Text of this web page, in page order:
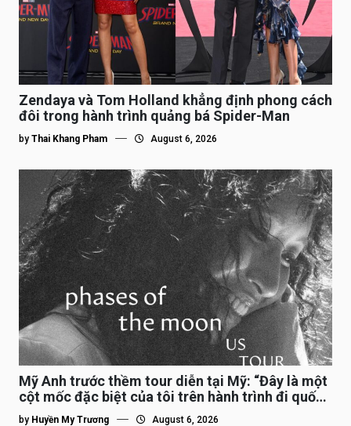
Zendaya và Tom Holland khẳng định phong cách
đôi trong hành trình quảng bá Spider-Man
by Thai Khang Pham August 6, 2026
Mỹ Anh trước thềm tour diễn tại Mỹ: “Đây là một
cột mốc đặc biệt của tôi trên hành trình đi quốc
tế”
by Huyền My Trương August 6, 2026